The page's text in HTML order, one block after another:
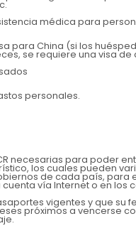
médica para
para China (si los
se requiere una visa
personales.
necesarias para poder
los cuales pueden
de cada país, para
cuenta vía Internet o en los
vigentes y que su
próximos a vencerse